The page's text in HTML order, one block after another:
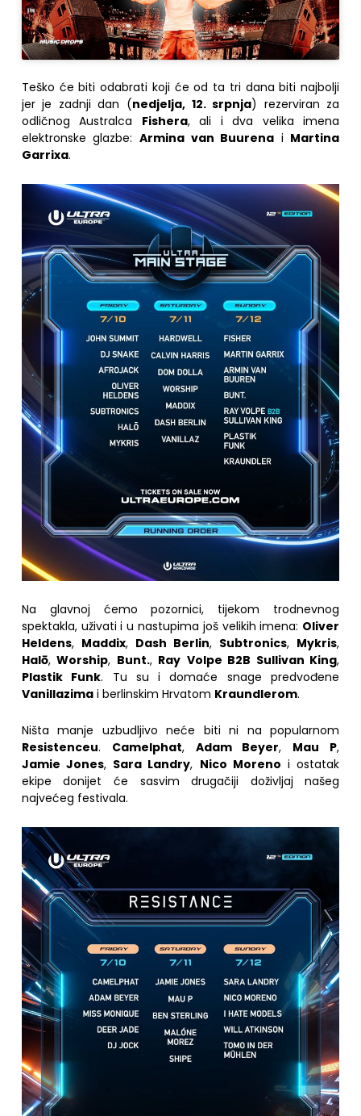
Teško će biti odabrati koji će od ta tri dana biti najbolji
jer je zadnji dan (nedjelja, 12. srpnja) rezerviran za
odličnog Australca Fishera, ali i dva velika imena
elektronske glazbe: Armina van Buurena i Martina
Garrixa.
Na glavnoj ćemo pozornici, tijekom trodnevnog
spektakla, uživati i u nastupima još velikih imena: Oliver
Heldens, Maddix, Dash Berlin, Subtronics, Mykris,
Halō,Worship, Bunt., Ray Volpe B2B Sullivan King,
Plastik Funk. Tu su i domaće snage predvođene
Vanillazimai berlinskim Hrvatom Kraundlerom.
Ništa manje uzbudljivo neće biti ni na popularnom
Resistenceu. Camelphat, Adam Beyer, Mau P,
Jamie Jones, Sara Landry, Nico Moreno i ostatak
ekipe donijet će sasvim drugačiji doživljaj našeg
najvećeg festivala.